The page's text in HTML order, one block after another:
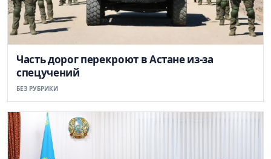
Часть дорог перекроют в Астане из-за
спецучений
БЕЗ РУБРИКИ